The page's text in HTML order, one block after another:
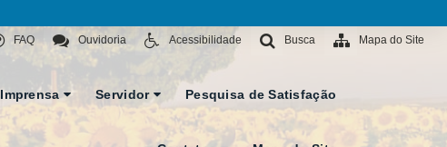
Mapa do Site
Busca
Acessibilidade
Ouvidoria
FAQ
Imprensa Servidor Pesquisa de Satisfação